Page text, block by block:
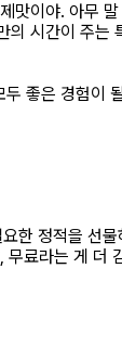
맛이야. 아무
의 시간이 주는
좋은 경험이
한 정적을 선
무료라는 게 더